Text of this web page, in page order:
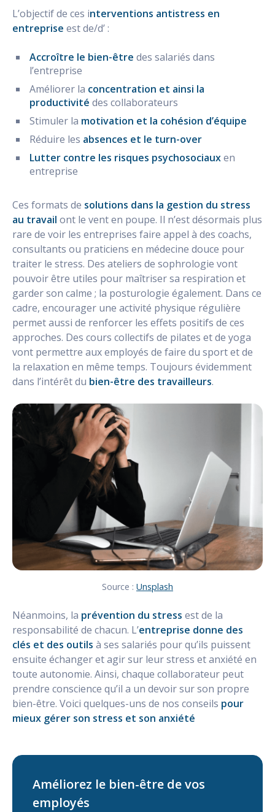
L’objectif de ces interventions antistress en
entreprise est de/d’ :
Accroître le bien-être des salariés dans
l’entreprise
Améliorer la concentration et ainsi la
productivité des collaborateurs
Stimuler la motivation et la cohésion d’équipe
Réduire les absences et le turn-over
Lutter contre les risques psychosociauxen
entreprise
Ces formats de solutions dans la gestion du stress
au travail ont le vent en poupe. Il n’est désormais plus
rare de voir les entreprises faire appel à des coachs,
consultants ou praticiens en médecine douce pour
traiter le stress. Des ateliers de sophrologie vont
pouvoir être utiles pour maîtriser sa respiration et
garder son calme ; la posturologie également. Dans ce
cadre, encourager une activité physique régulière
permet aussi de renforcer les effets positifs de ces
approches. Des cours collectifs de pilates et de yoga
vont permettre aux employés de faire du sport et de
la relaxation en même temps. Toujours évidemment
dans l’intérêt du bien-être des travailleurs.
Source : Unsplash
Néanmoins, la prévention du stress est de la
responsabilité de chacun. L’entreprise donne des
clés et des outils à ses salariés pour qu’ils puissent
ensuite échanger et agir sur leur stress et anxiété en
toute autonomie. Ainsi, chaque collaborateur peut
prendre conscience qu’il a un devoir sur son propre
bien-être. Voici quelques-uns de nos conseils pour
mieux gérer son stress et son anxiété
Améliorez le bien-être de vos
employés